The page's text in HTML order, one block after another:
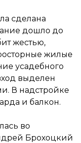
сделана
дошло до
жестью,
жилые
усадебного
выделен
В надстройке
и балкон.
во
Брохоцкий